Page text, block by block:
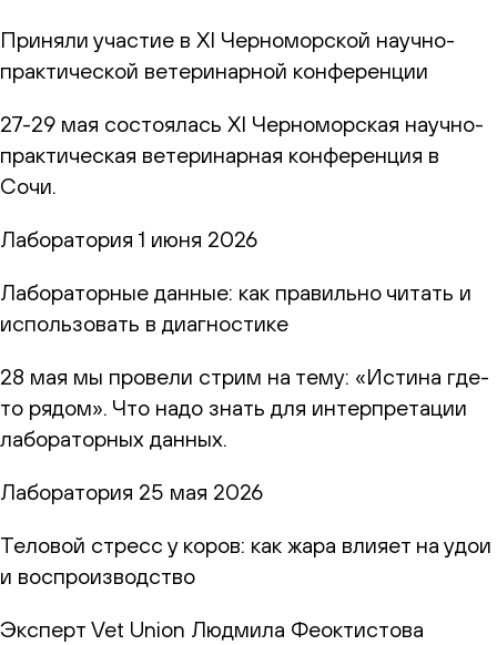
Приняли участие в XI Черноморской научно-
практической ветеринарной конференции
27-29 мая состоялась XI Черноморская научно-
практическая ветеринарная конференция в
Сочи.
Лаборатория 1 июня 2026
Лабораторные данные: как правильно читать и
использовать в диагностике
28 мая мы провели стрим на тему: «Истина где-
то рядом». Что надо знать для интерпретации
лабораторных данных.
Лаборатория 25 мая 2026
Теловой стресс у коров: как жара влияет на удои
и воспроизводство
Эксперт Vet Union Людмила Феоктистова